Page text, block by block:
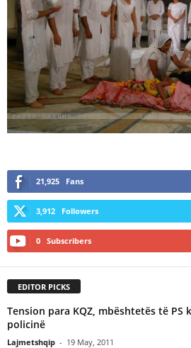
21,925 Fans
3,912 Followers
0 Subscribers
EDITOR PICKS
Tension para KQZ, mbështetës të
policinë
Lajmetshqip - 19 May, 2011